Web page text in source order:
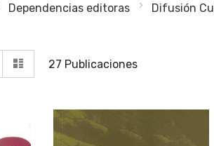
Dependencias editoras Difusión
Ver
como
Grilla Lista27 Publicaciones